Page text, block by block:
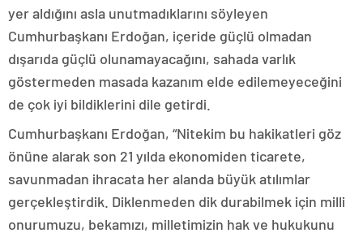
yer aldığını asla unutmadıklarını söyleyen
Cumhurbaşkanı Erdoğan, içeride güçlü olmadan
dışarıda güçlü olunamayacağını, sahada varlık
göstermeden masada kazanım elde edilemeyeceğini
de çok iyi bildiklerini dile getirdi.
Cumhurbaşkanı Erdoğan, “Nitekim bu hakikatleri göz
önüne alarak son 21 yılda ekonomiden ticarete,
savunmadan ihracata her alanda büyük atılımlar
gerçekleştirdik. Diklenmeden dik durabilmek için milli
onurumuzu, bekamızı, milletimizin hak ve hukukunu